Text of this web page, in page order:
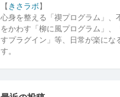
【 きさラボ】
心身を整える「禊プログラム」、
をかわす「柳に風プログラム」、
すプラグイン」等、日常が楽にな
す。